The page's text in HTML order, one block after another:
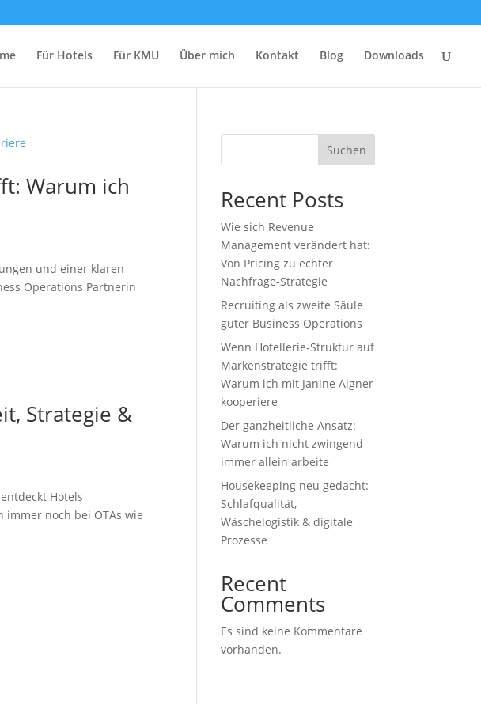
Für Hotels Für KMU Über mich Kontakt Blog Downloads
Warum ich
und einer klaren
Operations Partnerin
Strategie &
Hotels
noch bei OTAs wie
Suchen
Recent Posts
Wie sich Revenue
Management verändert hat:
Von Pricing zu echter
Nachfrage‑Strategie
Recruiting als zweite Säule
guter Business Operations
Wenn Hotellerie‑Struktur auf
Markenstrategie trifft:
Warum ich mit Janine Aigner
kooperiere
Der ganzheitliche Ansatz:
Warum ich nicht zwingend
immer allein arbeite
Housekeeping neu gedacht:
Schlafqualität,
Wäschelogistik & digitale
Prozesse
Recent
Comments
Es sind keine Kommentare
vorhanden.